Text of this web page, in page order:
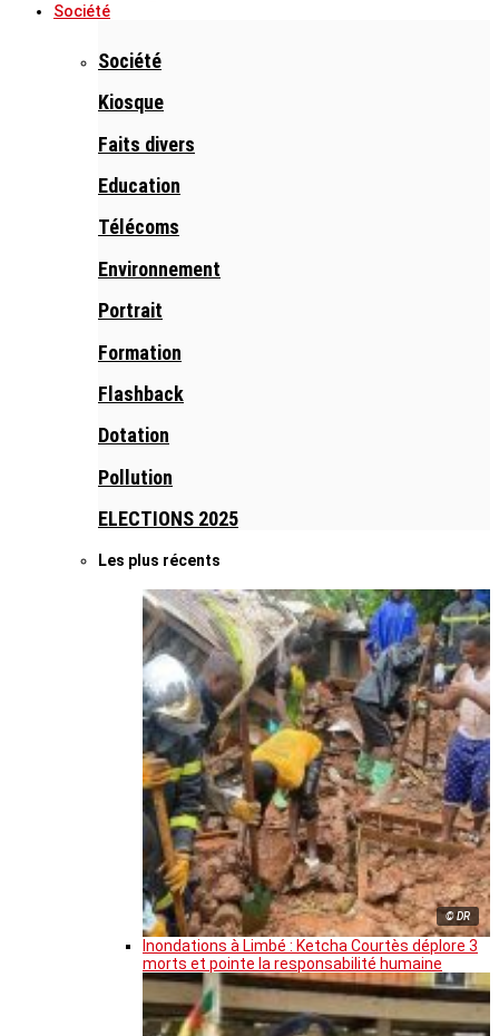
Société
Société
Kiosque
Faits divers
Education
Télécoms
Environnement
Portrait
Formation
Flashback
Dotation
Pollution
ELECTIONS 2025
Les plus récents
© DR
Inondations à Limbé : Ketcha Courtès déplore 3
morts et pointe la responsabilité humaine